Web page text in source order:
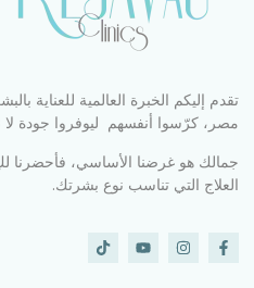
تقدم إليكم الخبرة العالمية للعناية
مصر، كرّسوا أنفسهم ليوفروا جودة لا
جمالك هو غرضنا الأساسي، فأحضرنا
العلاج التي تناسب نوع بشرتك.